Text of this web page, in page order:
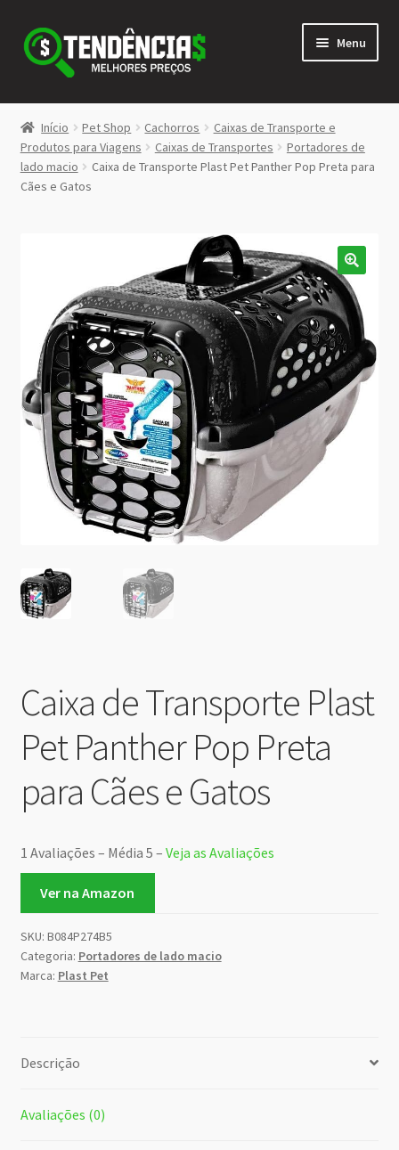
Pular
para
navegação
Pular
para
conteúdo
Menu
LOJA
<>
menu
Início Pet Shop Cachorros
Caixas de Transporte e
Produtos para Viagens
Caixas de Transportes
Portadores de
lado macio
Caixa de Transporte Plast Pet Panther Pop Preta para
Cães e Gatos
Caixa de Transporte Plast
Pet Panther Pop Preta
para Cães e Gatos
1 Avaliações – Média 5 – Veja as Avaliações
Ver na Amazon
SKU: B084P274B5
Categoria: Portadores de lado macio
Marca: Plast Pet
Descrição
Avaliações (0)